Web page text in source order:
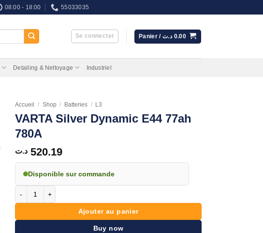
08:00 - 18:00 55033035
Se connecter Panier / 0.00 د.ت
Detailing & Nettoyage Industriel
Accueil / Shop / Batteries / L3
VARTA Silver Dynamic E44 77ah
780A
520.19 د.ت
Disponible sur commande
Ajouter au panier
Buy now